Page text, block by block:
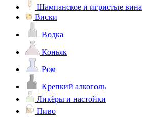
Шампанское и игристые вина
Виски
Водка
Коньяк
Ром
Крепкий алкоголь
Ликёры и настойки
Пиво